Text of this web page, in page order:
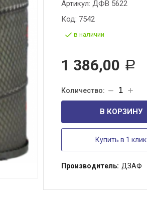
Артикул: ДФВ 5622
Код: 7542
в наличии
1 386,00 Р
В КОРЗИНУ
Купить в 1 клик
Производитель: ДЗАФ